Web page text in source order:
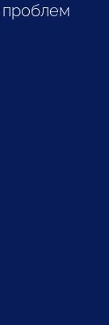
проблем